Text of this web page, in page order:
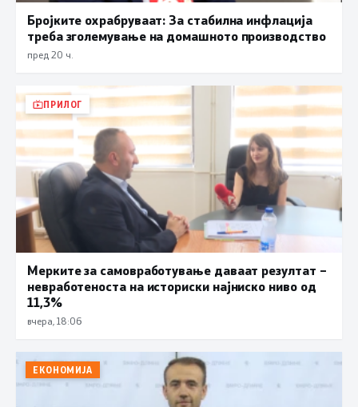
Бројките охрабруваат: За стабилна инфлација
треба зголемување на домашното производство
пред 20 ч.
ПРИЛОГ
Мерките за самовработување даваат резултат –
невработеноста на историски најниско ниво од
11,3%
вчера, 18:06
ЕКОНОМИЈА